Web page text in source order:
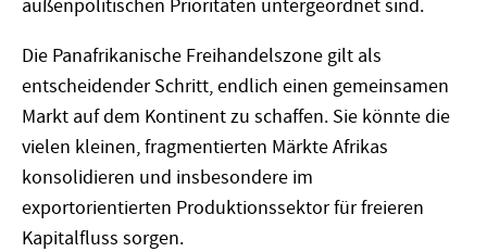
außenpolitischen Prioritäten untergeordnet sind.
Die Panafrikanische Freihandelszone gilt als
entscheidender Schritt, endlich einen gemeinsamen
Markt auf dem Kontinent zu schaffen. Sie könnte die
vielen kleinen, fragmentierten Märkte Afrikas
konsolidieren und insbesondere im
exportorientierten Produktionssektor für freieren
Kapitalfluss sorgen.